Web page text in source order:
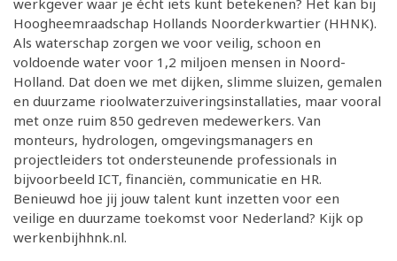
werkgever waar je écht iets kunt betekenen? Het kan bij
Hoogheemraadschap Hollands Noorderkwartier (HHNK).
Als waterschap zorgen we voor veilig, schoon en
voldoende water voor 1,2 miljoen mensen in Noord-
Holland. Dat doen we met dijken, slimme sluizen, gemalen
en duurzame rioolwaterzuiveringsinstallaties, maar vooral
met onze ruim 850 gedreven medewerkers. Van
monteurs, hydrologen, omgevingsmanagers en
projectleiders tot ondersteunende professionals in
bijvoorbeeld ICT, financiën, communicatie en HR.
Benieuwd hoe jij jouw talent kunt inzetten voor een
veilige en duurzame toekomst voor Nederland? Kijk op
werkenbijhhnk.nl.